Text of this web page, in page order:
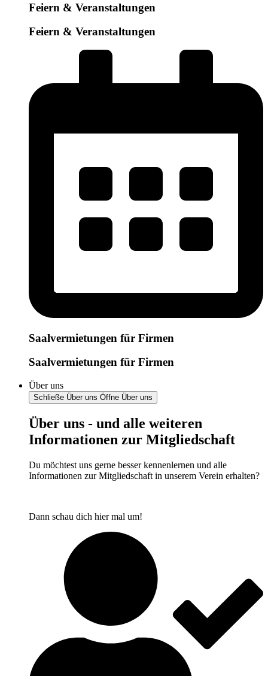
Feiern & Veranstaltungen
Feiern & Veranstaltungen
Saalvermietungen für Firmen
Saalvermietungen für Firmen
Über uns
Schließe Über uns Öffne Über uns
Über uns - und alle weiteren
Informationen zur Mitgliedschaft
Du möchtest uns gerne besser kennenlernen und alle
Informationen zur Mitgliedschaft in unserem Verein erhalten?
Dann schau dich hier mal um!